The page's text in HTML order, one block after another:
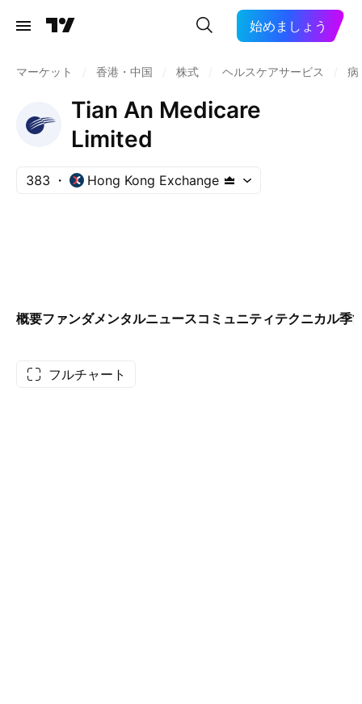
始めましょう
マーケット 香港・中国 株式 ヘルスケアサービス 病
Tian An Medicare
Limited
383 Hong Kong Exchange
概要ファンダメンタルニュースコミュニティテクニカル季
フルチャート